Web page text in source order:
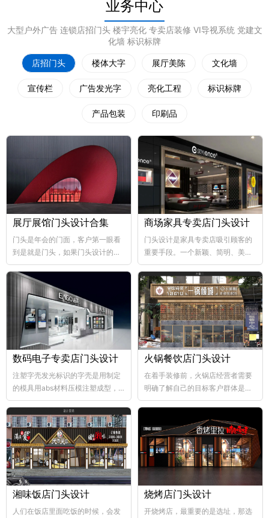
业务中心
大型户外广告 连锁店招门头 楼宇亮化 专卖店装修 VI导视系统 党建文
化墙 标识标牌
店招门头 楼体大字 展厅美陈 文化墙
宣传栏 广告发光字 亮化工程 标识标牌
产品包装 印刷品
展厅展馆门头设计合集
门头是年会的门面，客户第一眼看
到是就是门头，如果门头设计的比
较好，那年会也向...
商场家具专卖店门头设计
门头设计是家具专卖店吸引顾客的
重要手段。一个新颖、简明、美观
大方的门...
数码电子专卖店门头设计
注塑字壳发光标识的字壳是用制定
的模具用abs材料压模注塑成型，
abs韧性好、不易破碎...
火锅餐饮店门头设计
在着手装修前，火锅店经营者需要
明确了解自己的目标客户群体是哪
个层次，这样...
湘味饭店门头设计
人们在饭店里面吃饭的时候，会发
烧烤店门头设计
开烧烤店，最重要的是选址，那选